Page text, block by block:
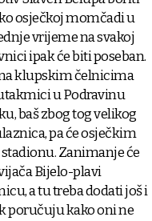
osječkoj momčadi u
vrijeme na svakoj
ipak će biti poseban.
klupskim čelnicima
u Podravinu
baš zbog tog velikog
pa će osječkim
Zanimanje će
Bijelo-plavi
a tu treba dodati još i
poručuju kako oni ne